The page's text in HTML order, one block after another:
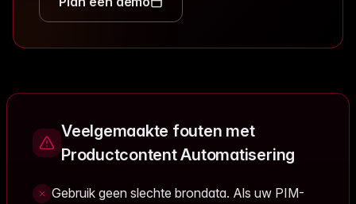
Veelgemaakte fouten met
Productcontent Automatisering
Gebruik geen slechte brondata. Als uw PIM-